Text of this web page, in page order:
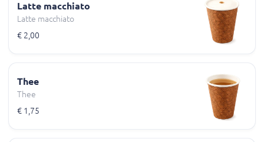
Latte macchiato
Latte macchiato
€ 2,00
Thee
Thee
€ 1,75